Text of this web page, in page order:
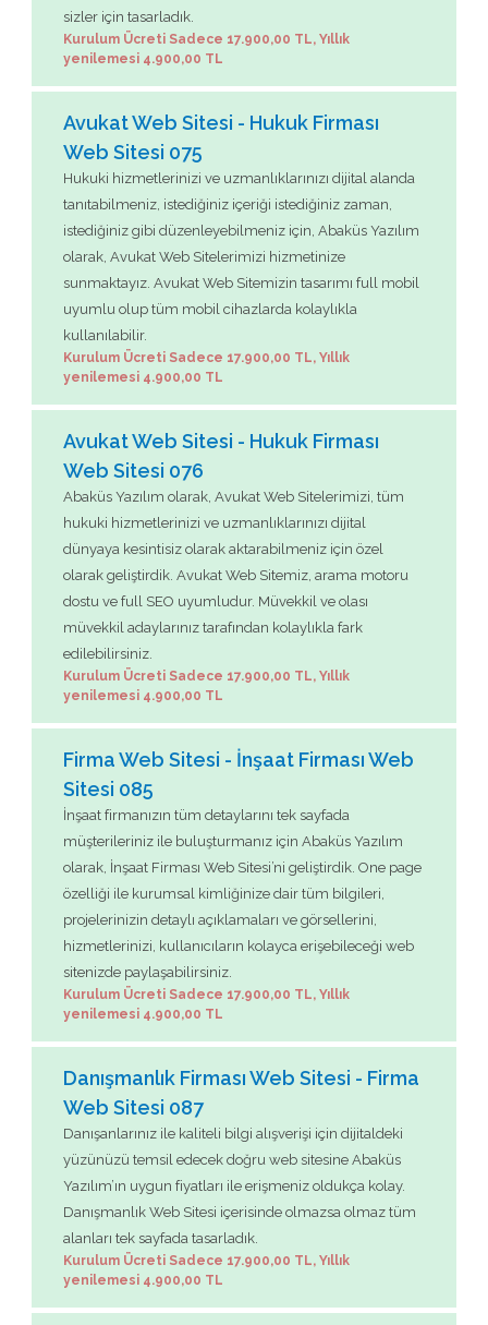
sizler için tasarladık.
Kurulum Ücreti Sadece 17.900,00 TL, Yıllık
yenilemesi 4.900,00 TL
Avukat Web Sitesi - Hukuk Firması
Web Sitesi 075
Hukuki hizmetlerinizi ve uzmanlıklarınızı dijital alanda
tanıtabilmeniz, istediğiniz içeriği istediğiniz zaman,
istediğiniz gibi düzenleyebilmeniz için, Abaküs Yazılım
olarak, Avukat Web Sitelerimizi hizmetinize
sunmaktayız. Avukat Web Sitemizin tasarımı full mobil
uyumlu olup tüm mobil cihazlarda kolaylıkla
kullanılabilir.
Kurulum Ücreti Sadece 17.900,00 TL, Yıllık
yenilemesi 4.900,00 TL
Avukat Web Sitesi - Hukuk Firması
Web Sitesi 076
Abaküs Yazılım olarak, Avukat Web Sitelerimizi, tüm
hukuki hizmetlerinizi ve uzmanlıklarınızı dijital
dünyaya kesintisiz olarak aktarabilmeniz için özel
olarak geliştirdik. Avukat Web Sitemiz, arama motoru
dostu ve full SEO uyumludur. Müvekkil ve olası
müvekkil adaylarınız tarafından kolaylıkla fark
edilebilirsiniz.
Kurulum Ücreti Sadece 17.900,00 TL, Yıllık
yenilemesi 4.900,00 TL
Firma Web Sitesi - İnşaat Firması Web
Sitesi 085
İnşaat firmanızın tüm detaylarını tek sayfada
müşterileriniz ile buluşturmanız için Abaküs Yazılım
olarak, İnşaat Firması Web Sitesi’ni geliştirdik. One page
özelliği ile kurumsal kimliğinize dair tüm bilgileri,
projelerinizin detaylı açıklamaları ve görsellerini,
hizmetlerinizi, kullanıcıların kolayca erişebileceği web
sitenizde paylaşabilirsiniz.
Kurulum Ücreti Sadece 17.900,00 TL, Yıllık
yenilemesi 4.900,00 TL
Danışmanlık Firması Web Sitesi - Firma
Web Sitesi 087
Danışanlarınız ile kaliteli bilgi alışverişi için dijitaldeki
yüzünüzü temsil edecek doğru web sitesine Abaküs
Yazılım’ın uygun fiyatları ile erişmeniz oldukça kolay.
Danışmanlık Web Sitesi içerisinde olmazsa olmaz tüm
alanları tek sayfada tasarladık.
Kurulum Ücreti Sadece 17.900,00 TL, Yıllık
yenilemesi 4.900,00 TL